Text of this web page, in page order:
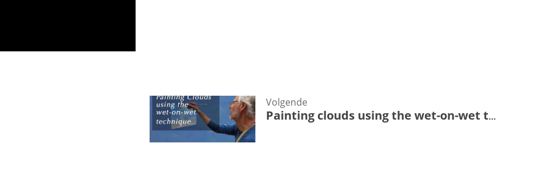
Volgende
Painting clouds using the wet-on-wet technique